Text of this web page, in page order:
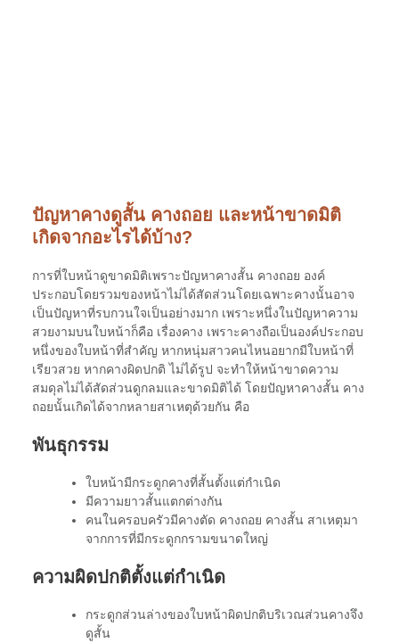
ปัญหาคางดูสั้น คางถอย และหน้าขาดมิติ
เกิดจากอะไรได้บ้าง?
การที่ใบหน้าดูขาดมิติเพราะปัญหาคางสั้น คางถอย องค์
ประกอบโดยรวมของหน้าไม่ได้สัดส่วนโดยเฉพาะคางนั้นอาจ
เป็นปัญหาที่รบกวนใจเป็นอย่างมาก เพราะหนึ่งในปัญหาความ
สวยงามบนใบหน้าก็คือ เรื่องคาง เพราะคางถือเป็นองค์ประกอบ
หนึ่งของใบหน้าที่สำคัญ หากหนุ่มสาวคนไหนอยากมีใบหน้าที่
เรียวสวย หากคางผิดปกติ ไม่ได้รูป จะทำให้หน้าขาดความ
สมดุลไม่ได้สัดส่วนดูกลมและขาดมิติได้ โดยปัญหาคางสั้น คาง
ถอยนั้นเกิดได้จากหลายสาเหตุด้วยกัน คือ
พันธุกรรม
ใบหน้ามีกระดูกคางที่สั้นตั้งแต่กำเนิด
มีความยาวสั้นแตกต่างกัน
คนในครอบครัวมีคางตัด คางถอย คางสั้น สาเหตุมา
จากการที่มีกระดูกกรามขนาดใหญ่
ความผิดปกติตั้งแต่กำเนิด
กระดูกส่วนล่างของใบหน้าผิดปกติบริเวณส่วนคางจึง
ดูสั้น